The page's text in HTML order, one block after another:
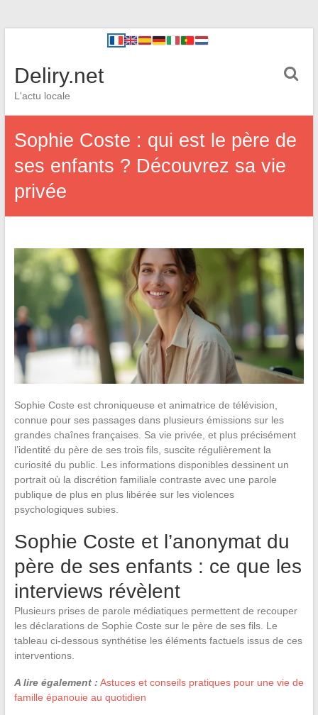
Deliry.net
L'actu locale
Sophie Coste : qui est le père de
ses enfants ? Découvrez sa vie
privée
Sophie Coste est chroniqueuse et animatrice de télévision,
connue pour ses passages dans plusieurs émissions sur les
grandes chaînes françaises. Sa vie privée, et plus précisément
l’identité du père de ses trois fils, suscite régulièrement la
curiosité du public. Les informations disponibles dessinent un
portrait où la discrétion familiale contraste avec une parole
publique de plus en plus libérée sur les violences
psychologiques subies.
Sophie Coste et l’anonymat du
père de ses enfants : ce que les
interviews révèlent
Plusieurs prises de parole médiatiques permettent de recouper
les déclarations de Sophie Coste sur le père de ses fils. Le
tableau ci-dessous synthétise les éléments factuels issus de ces
interventions.
A lire également : Astuces et conseils pratiques pour une vie de
famille épanouie au quotidien